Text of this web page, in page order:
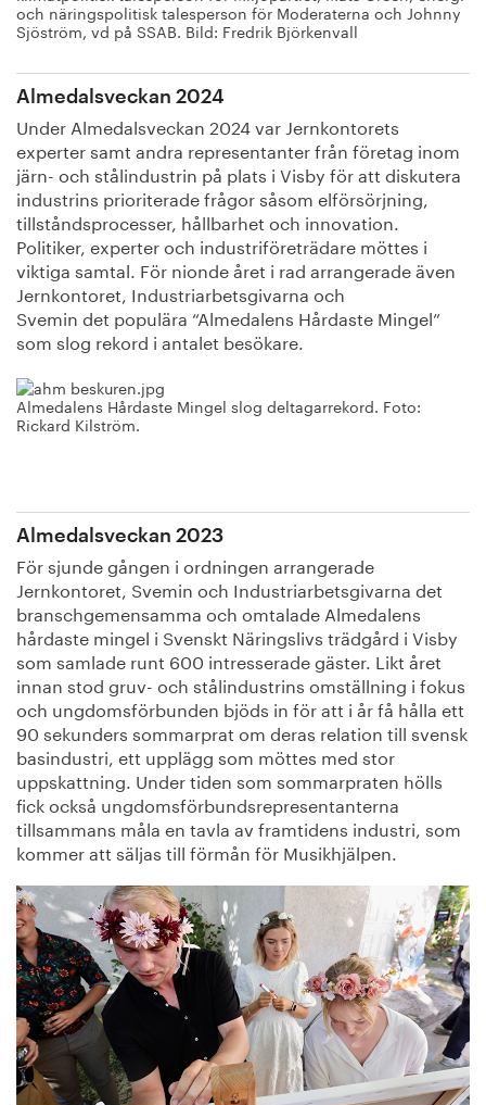
och näringspolitisk talesperson för Moderaterna och Johnny
Sjöström, vd på SSAB. Bild: Fredrik Björkenvall
Almedalsveckan 2024
Under Almedalsveckan 2024 var Jernkontorets
expertersamt andra representanter från företag inom
järn- och stålindustrin på plats i Visby för att diskutera
industrins prioriterade frågor såsom elförsörjning,
tillståndsprocesser, hållbarhet och innovation.
Politiker, experter och industriföreträdare möttes i
viktiga samtal. För nionde året i rad arrangerade även
Jernkontoret, Industriarbetsgivarna och
Svemin det populära “Almedalens Hårdaste Mingel”
som slog rekord i antalet besökare.
Almedalens Hårdaste Mingel slog deltagarrekord. Foto:
Rickard Kilström.
Almedalsveckan 2023
För sjunde gången i ordningen arrangerade
Jernkontoret, Svemin och Industriarbetsgivarna det
branschgemensamma och omtalade Almedalens
hårdaste mingel i Svenskt Näringslivs trädgård i Visby
som samlade runt 600 intresserade gäster. Likt året
innan stod gruv- och stålindustrins omställning i fokus
och ungdomsförbunden bjöds in för att i år få hålla ett
90 sekunders sommarprat om deras relation till svensk
basindustri, ett upplägg som möttes med stor
uppskattning. Under tiden som sommarpraten hölls
fick också ungdomsförbundsrepresentanterna
tillsammans måla en tavla av framtidens industri, som
kommer att säljas till förmån för Musikhjälpen.